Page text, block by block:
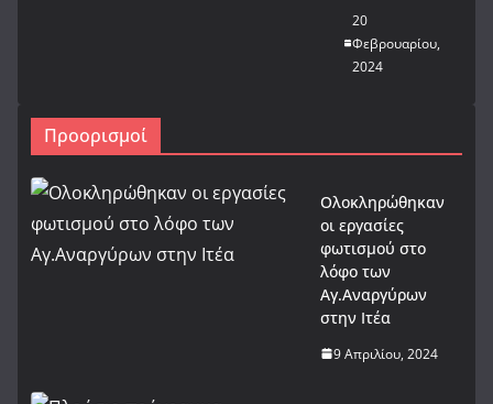
20
Φεβρουαρίου,
2024
Προορισμοί
Ολοκληρώθηκαν
οι εργασίες
φωτισμού στο
λόφο των
Αγ.Αναργύρων
στην Ιτέα
9 Απριλίου, 2024